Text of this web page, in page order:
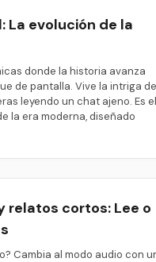
La evolución de la
donde la historia avanza
de pantalla. Vive la intriga de
leyendo un chat ajeno. Es el
la era moderna, diseñado
relatos cortos: Lee o
Cambia al modo audio con